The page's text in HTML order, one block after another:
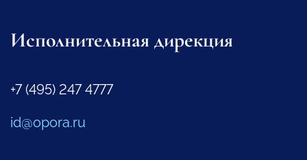
Исполнительная дирекция
+7 (495) 247 4777
id@opora.ru